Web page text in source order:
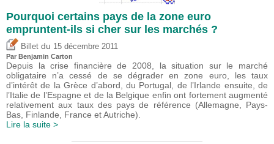
Pourquoi certains pays de la zone euro
empruntent-ils si cher sur les marchés ?
Billet du 15 décembre 2011
Par Benjamin Carton
Depuis la crise financière de 2008, la situation sur le marché
obligataire n’a cessé de se dégrader en zone euro, les taux
d’intérêt de la Grèce d’abord, du Portugal, de l’Irlande ensuite, de
l’Italie de l’Espagne et de la Belgique enfin ont fortement augmenté
relativement aux taux des pays de référence (Allemagne, Pays-
Bas, Finlande, France et Autriche).
Lire la suite >